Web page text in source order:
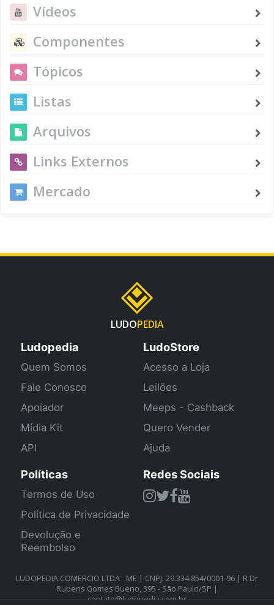
Vídeos
Componentes
Tópicos
Listas
Arquivos
Links Externos
Mercado
LUDOPEDIA
Ludopedia
Quem Somos
Fale Conosco
Apoiador
Mídia Kit
API
LudoStore
Acesso a Loja
Leilões
Meeps - Cashback
Quero Vender
Ajuda
Políticas
Termos de Uso
Política de Privacidade
Devolução e
Reembolso
Redes Sociais
LUDOPEDIA COMERCIO LTDA - ME | CNPJ: 29.334.854/0001-96 | R Dr
Rubens Gomes Bueno, 395 - São Paulo/SP |
contato@ludopedia.com.br